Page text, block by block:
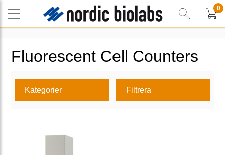
0
Fluorescent Cell Counters
Kategorier Filtrera